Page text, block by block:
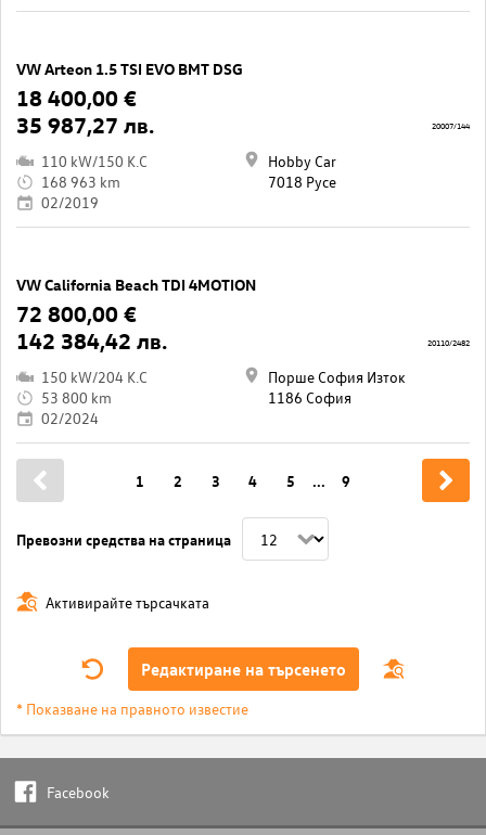
VW Arteon 1.5 TSI EVO BMT DSG
18 400,00 €
35 987,27 лв.
110 kW/150 K.C
168 963 km
02/2019
Hobby Car
7018 Русе
20007/144
VW California Beach TDI 4MOTION
72 800,00 €
142 384,42 лв.
150 kW/204 K.C
53 800 km
02/2024
Порше София Изток
1186 София
20110/2482
Превозни средства на страница
1 2 3 4 5 ... 9
Активирайте търсачката
Редактиране на търсенето
* Показване на правното известие
Facebook